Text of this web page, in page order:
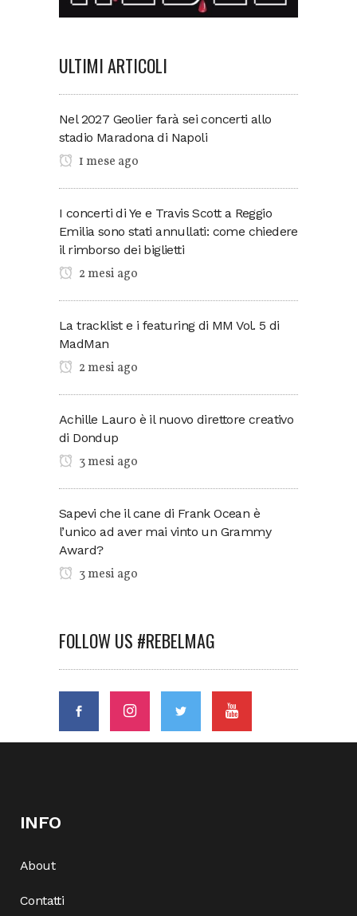
ULTIMI ARTICOLI
Nel 2027 Geolier farà sei concerti allo
stadio Maradona di Napoli
1 mese ago
I concerti di Ye e Travis Scott a Reggio
Emilia sono stati annullati: come chiedere
il rimborso dei biglietti
2 mesi ago
La tracklist e i featuring di MM Vol. 5 di
MadMan
2 mesi ago
Achille Lauro è il nuovo direttore creativo
di Dondup
3 mesi ago
Sapevi che il cane di Frank Ocean è
l’unico ad aver mai vinto un Grammy
Award?
3 mesi ago
FOLLOW US #REBELMAG
INFO
About
Contatti